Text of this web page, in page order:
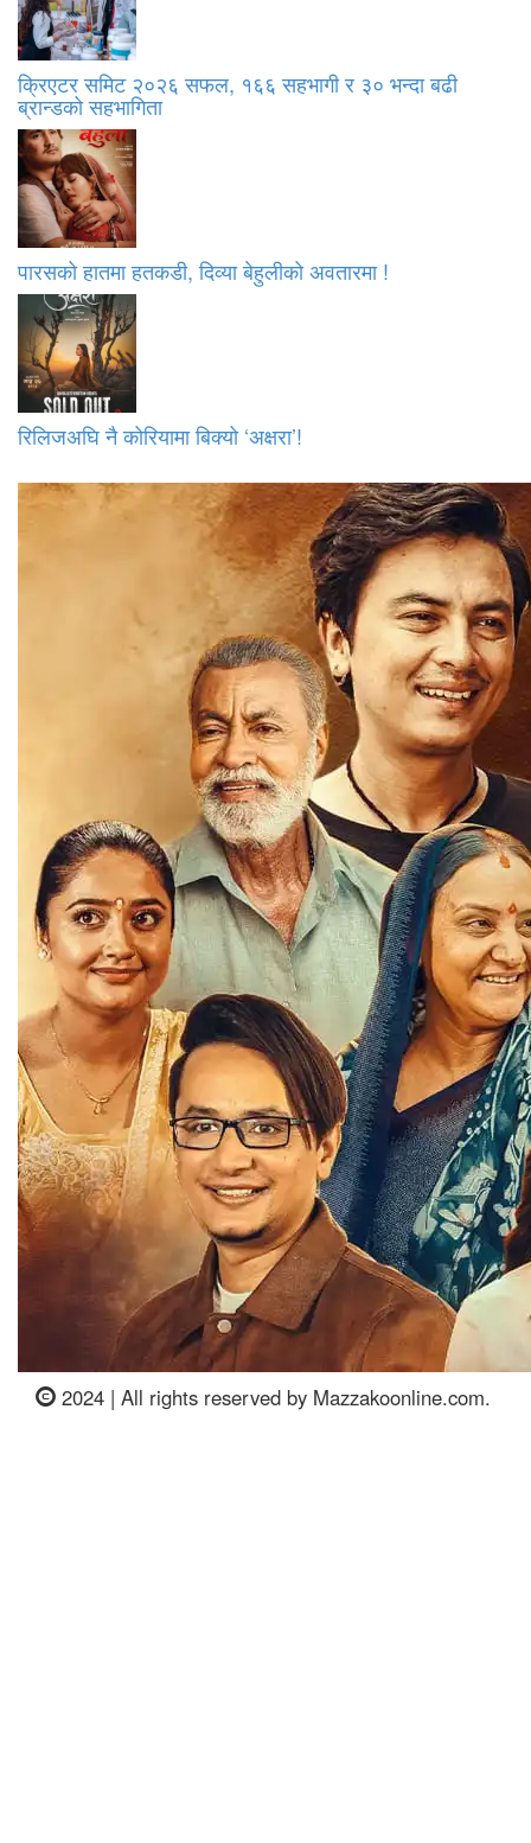
क्रिएटर समिट २०२६ सफल, १६६ सहभागी र ३० भन्दा बढी
ब्रान्डको सहभागिता
पारसको हातमा हतकडी, दिव्या बेहुलीको अवतारमा !
रिलिजअघि नै कोरियामा बिक्यो ‘अक्षरा’!
2024 | All rights reserved by Mazzakoonline.com.